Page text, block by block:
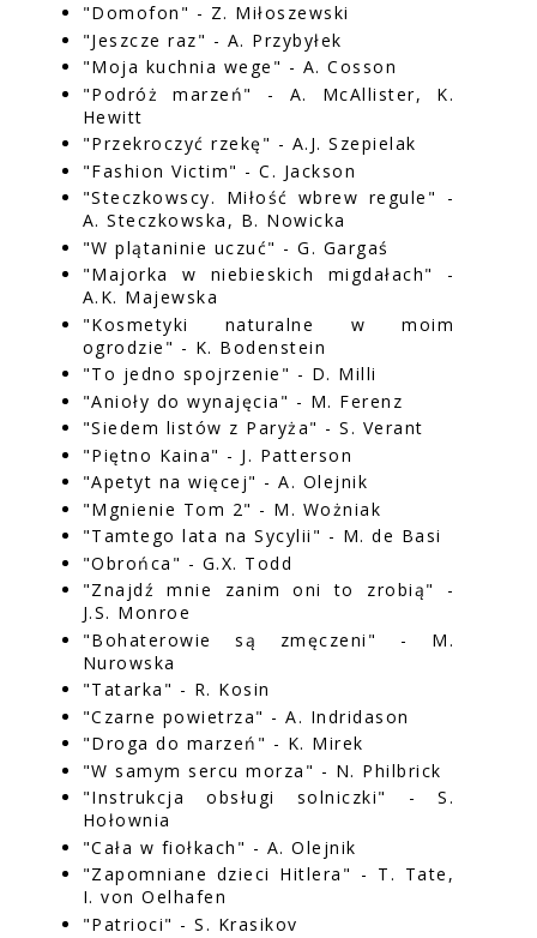
"Domofon" - Z. Miłoszewski
"Jeszcze raz" - A. Przybyłek
"Moja kuchnia wege" - A. Cosson
"Podróż marzeń" - A. McAllister, K.
Hewitt
"Przekroczyć rzekę" - A.J. Szepielak
"Fashion Victim" - C. Jackson
"Steczkowscy. Miłość wbrew regule" -
A. Steczkowska, B. Nowicka
"W plątaninie uczuć" - G. Gargaś
"Majorka w niebieskich migdałach" -
A.K. Majewska
"Kosmetyki naturalne w moim
ogrodzie" - K. Bodenstein
"To jedno spojrzenie" - D. Milli
"Anioły do wynajęcia" - M. Ferenz
"Siedem listów z Paryża" - S. Verant
"Piętno Kaina" - J. Patterson
"Apetyt na więcej" - A. Olejnik
"Mgnienie Tom 2" - M. Wożniak
"Tamtego lata na Sycylii" - M. de Basi
"Obrońca" - G.X. Todd
"Znajdź mnie zanim oni to zrobią" -
J.S. Monroe
"Bohaterowie są zmęczeni" - M.
Nurowska
"Tatarka" - R. Kosin
"Czarne powietrza" - A. Indridason
"Droga do marzeń" - K. Mirek
"W samym sercu morza" - N. Philbrick
"Instrukcja obsługi solniczki" - S.
Hołownia
"Cała w fiołkach" - A. Olejnik
"Zapomniane dzieci Hitlera" - T. Tate,
I. von Oelhafen
"Patrioci" - S. Krasikov